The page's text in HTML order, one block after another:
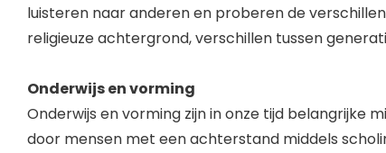
luisteren naar anderen en proberen de
religieuze achtergrond, verschillen tussen
Onderwijs en vorming
Onderwijs en vorming zijn in onze tijd belangrijke
door mensen met een achterstand middels